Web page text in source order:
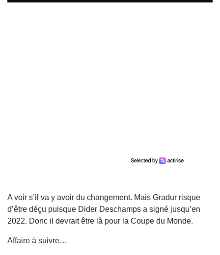
A voir s’il va y avoir du changement. Mais Gradur risque
d’être déçu puisque Dider Deschamps a signé jusqu’en
2022. Donc il devrait être là pour la Coupe du Monde.
Affaire à suivre…